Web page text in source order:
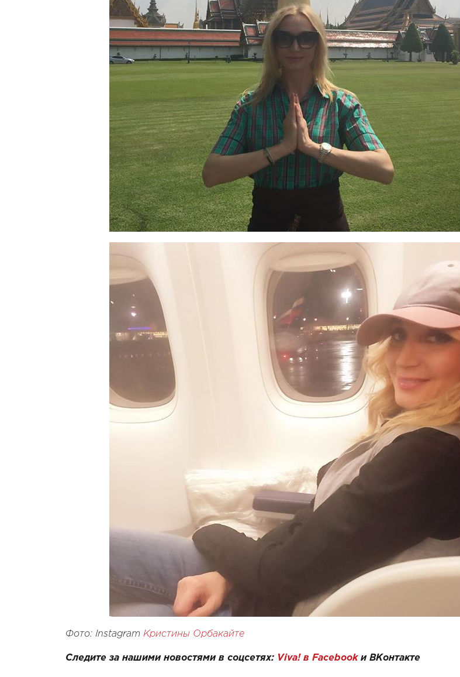
Фото: Instagram Кристины Орбакайте
Следите за нашими новостями в соцсетях: Viva! в Facebook и ВКонтакте